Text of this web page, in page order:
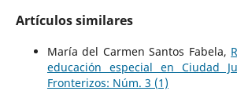
Artículos similares
María del Carmen Santos Fabela,
educación especial en Ciudad
Fronterizos: Núm. 3 (1)